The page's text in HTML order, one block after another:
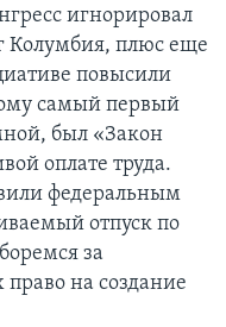
игнорировал
Колумбия, плюс еще
повысили
самый первый
был «Закон
оплате труда.
федеральным
отпуск по
за
право на создание